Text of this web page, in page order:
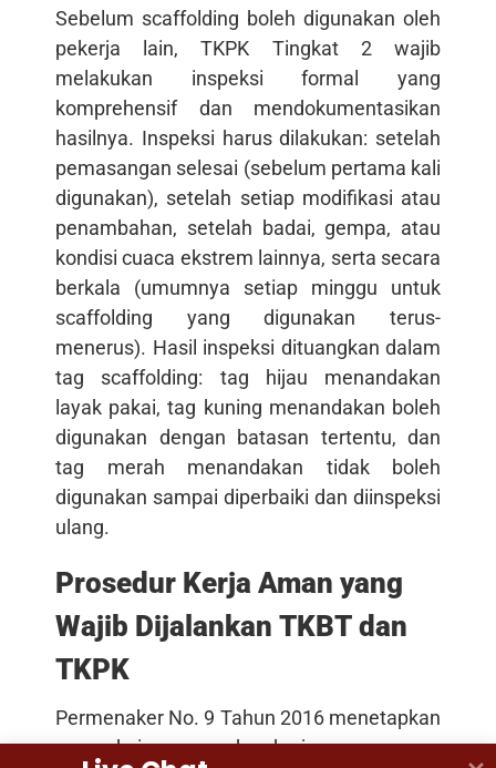
Sebelum scaffolding boleh digunakan oleh
pekerja lain, TKPK Tingkat 2 wajib
melakukan inspeksi formal yang
komprehensif dan mendokumentasikan
hasilnya. Inspeksi harus dilakukan: setelah
pemasangan selesai (sebelum pertama kali
digunakan), setelah setiap modifikasi atau
penambahan, setelah badai, gempa, atau
kondisi cuaca ekstrem lainnya, serta secara
berkala (umumnya setiap minggu untuk
scaffolding yang digunakan terus-
menerus). Hasil inspeksi dituangkan dalam
tag scaffolding: tag hijau menandakan
layak pakai, tag kuning menandakan boleh
digunakan dengan batasan tertentu, dan
tag merah menandakan tidak boleh
digunakan sampai diperbaiki dan diinspeksi
ulang.
Prosedur Kerja Aman yang
Wajib Dijalankan TKBT dan
TKPK
Permenaker No. 9 Tahun 2016 menetapkan
serangkaian prosedur kerja aman yang